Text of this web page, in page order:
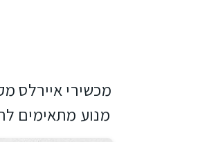
מכשירי איירלס
מנוע מתאימים